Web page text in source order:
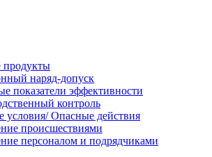
наряд-допуск
показатели эффективности
контроль
условия/ Опасные действия
происшествиями
персоналом и подрядчиками